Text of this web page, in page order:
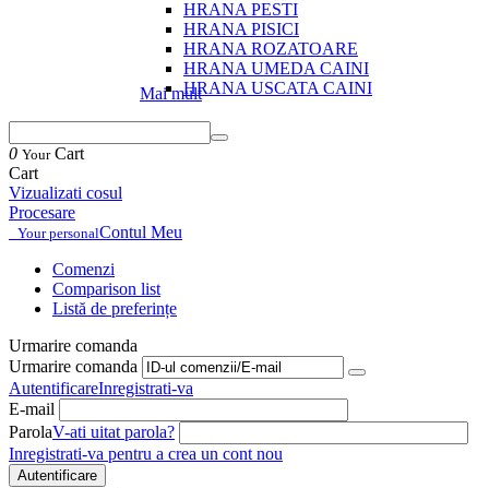
HRANA PESTI
HRANA PISICI
HRANA ROZATOARE
HRANA UMEDA CAINI
HRANA USCATA CAINI
Mai mult
0 YourCart
Cart
Vizualizati cosul
Procesare
Your personalContul Meu
Comenzi
Comparison list
Listă de preferințe
Urmarire comanda
Urmarire comanda
AutentificareInregistrati-va
E-mail
ParolaV-ati uitat parola?
Inregistrati-va pentru a crea un cont nou
Autentificare